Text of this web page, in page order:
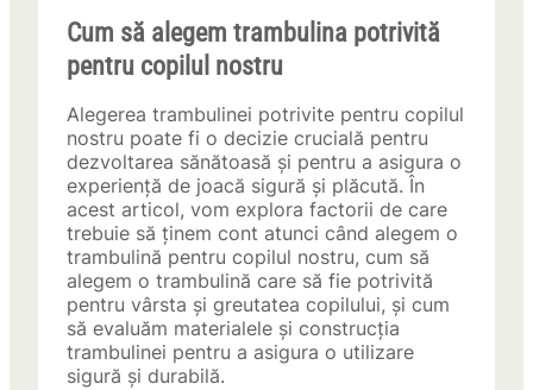
Cum să alegem trambulina potrivită
pentru copilul nostru
Alegerea trambulinei potrivite pentru copilul
nostru poate fi o decizie crucială pentru
dezvoltarea sănătoasă și pentru a asigura o
experiență de joacă sigură și plăcută. În
acest articol, vom explora factorii de care
trebuie să ținem cont atunci când alegem o
trambulină pentru copilul nostru, cum să
alegem o trambulină care să fie potrivită
pentru vârsta și greutatea copilului, și cum
să evaluăm materialele și construcția
trambulinei pentru a asigura o utilizare
sigură și durabilă.